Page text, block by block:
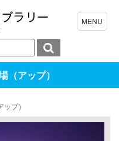
（アップ）
プ）